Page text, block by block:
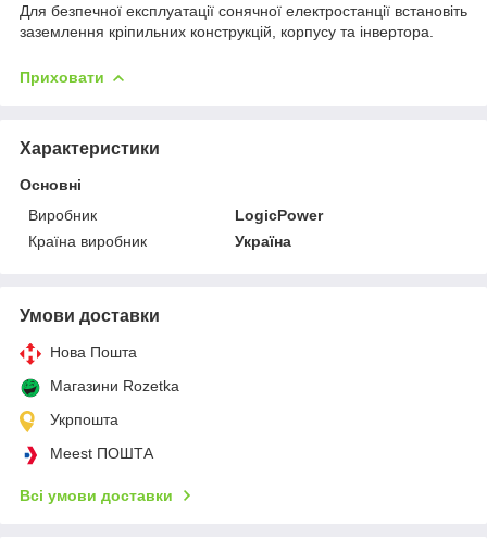
Для безпечної експлуатації сонячної електростанції встановіть
заземлення кріпильних конструкцій, корпусу та інвертора.
Приховати
Характеристики
Основні
Виробник
LogicPower
Країна виробник
Україна
Умови доставки
Нова Пошта
Магазини Rozetka
Укрпошта
Meest ПОШТА
Всі умови доставки